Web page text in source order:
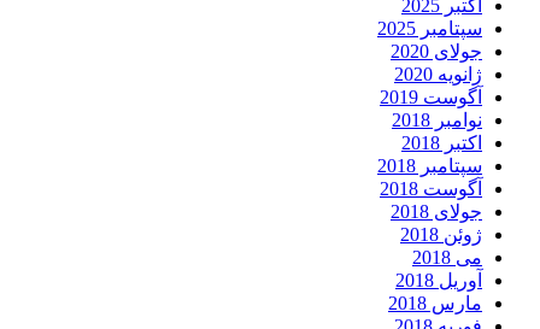
اکتبر 2025
سپتامبر 2025
جولای 2020
ژانویه 2020
آگوست 2019
نوامبر 2018
اکتبر 2018
سپتامبر 2018
آگوست 2018
جولای 2018
ژوئن 2018
می 2018
آوریل 2018
مارس 2018